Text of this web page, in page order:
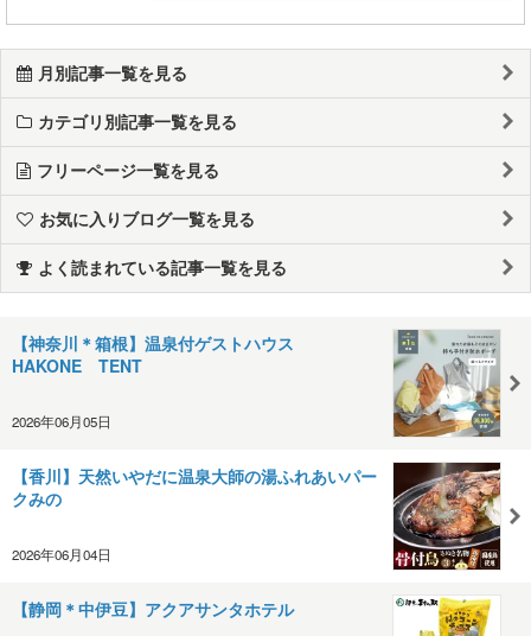
月別記事一覧を見る
カテゴリ別記事一覧を見る
フリーページ一覧を見る
お気に入りブログ一覧を見る
よく読まれている記事一覧を見る
【神奈川＊箱根】温泉付ゲストハウス
HAKONE TENT
2026年06月05日
【香川】天然いやだに温泉大師の湯ふれあいパー
クみの
2026年06月04日
【静岡＊中伊豆】アクアサンタホテル